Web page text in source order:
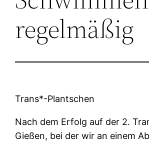
regelmäßig
Trans*-Plantschen
Nach dem Erfolg auf der 2.
Gießen, bei der wir an einem